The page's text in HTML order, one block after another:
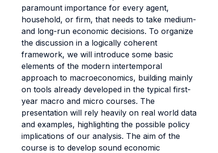
paramount importance for every agent,
household, or firm, that needs to take medium-
and long-run economic decisions. To organize
the discussion in a logically coherent
framework, we will introduce some basic
elements of the modern intertemporal
approach to macroeconomics, building mainly
on tools already developed in the typical first-
year macro and micro courses. The
presentation will rely heavily on real world data
and examples, highlighting the possible policy
implications of our analysis. The aim of the
course is to develop sound economic